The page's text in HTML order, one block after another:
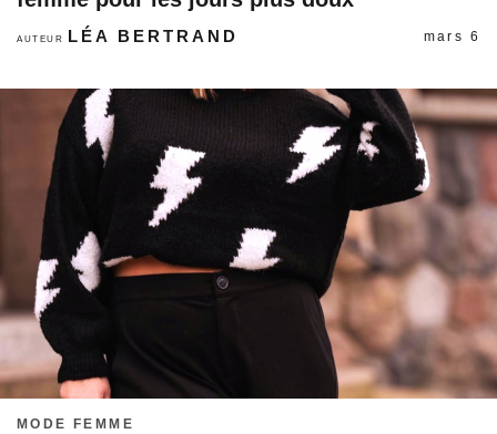
AUTEUR LÉA BERTRAND mars 6
MODE FEMME